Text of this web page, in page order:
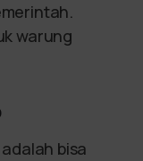
warung
bisa